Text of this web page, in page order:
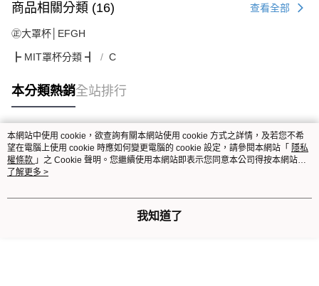
商品相關分類 (16) 查看全部
㊣大罩杯│EFGH
┣ MIT罩杯分類 ┫ C
本分類熱銷全站排行
熱門標籤
本網站中使用 cookie，欲查詢有關本網站使用 cookie 方式之詳情，及若您不希
望在電腦上使用 cookie 時應如何變更電腦的 cookie 設定，請參閱本網站「 隱私
權條款 」之 Cookie 聲明。您繼續使用本網站即表示您同意本公司得按本網站使
用條款之 Cookie 聲明使用 cookie。
了解更多 >
我知道了